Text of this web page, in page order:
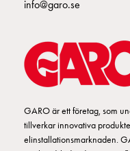
Integritetspolicy
Ladda
English
info@garo.se
GARO är ett företag, som
tillverkar innovativa
elinstallationsmarknaden.